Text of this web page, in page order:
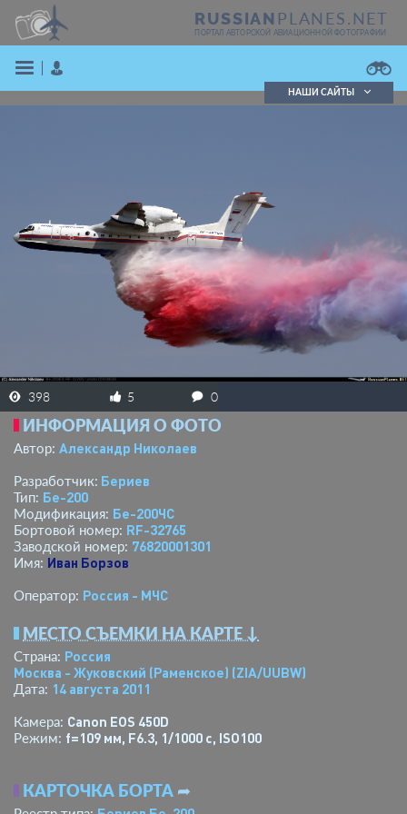
RUSSIAN PLANES.NET
ПОРТАЛ АВТОРСКОЙ АВИАЦИОННОЙ ФОТОГРАФИИ
ЗАРЕГИСТРИРОВАТЬСЯ
НАШИ САЙТЫ
398 5 0
ИНФОРМАЦИЯ О ФОТО
Автор: Александр Николаев
Разработчик: Бериев
Тип: Бе-200
Модификация: Бе-200ЧС
Бортовой номер: RF-32765
Заводской номер: 76820001301
Имя: Иван Борзов
Оператор: Россия - МЧС
МЕСТО СЪЕМКИ НА КАРТЕ ↓
Страна: Россия
Москва - Жуковский (Раменское) (ZIA/UUBW)
Дата: 14 августа 2011
Камера: Canon EOS 450D
Режим: f=109 мм, F6.3, 1/1000 с, ISO100
КАРТОЧКА БОРТА ➦